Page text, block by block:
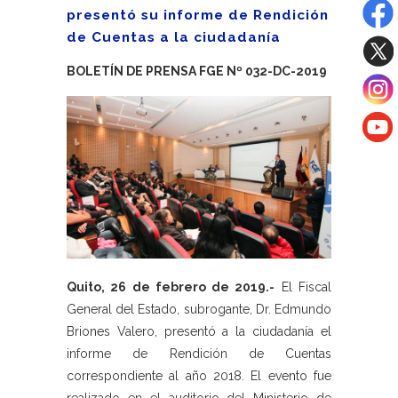
presentó su informe de Rendición
de Cuentas a la ciudadanía
BOLETÍN DE PRENSA FGE Nº 032-DC-2019
Quito, 26 de febrero de 2019.- El Fiscal
General del Estado, subrogante, Dr. Edmundo
Briones Valero, presentó a la ciudadanía el
informe de Rendición de Cuentas
correspondiente al año 2018. El evento fue